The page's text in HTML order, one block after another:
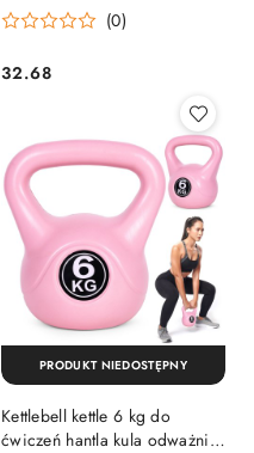
ModernHome (0)
Cena:
32.68
Kettlebell kettle 6 kg do
ćwiczeń hantla kula odważnik
PRODUKT NIEDOSTĘPNY